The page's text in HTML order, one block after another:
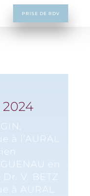
PRISE DE RDV
2024
à l’AURAL
en
V. BETZ
à AURAL